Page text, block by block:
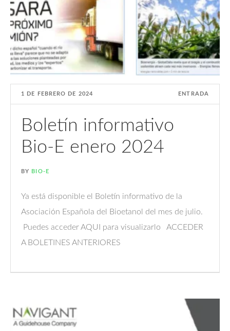
1 DE FEBRERO DE 2024 ENTRADA
Boletín informativo
Bio-E enero 2024
BY BIO-E
Ya está disponible el Boletín informativo de la
Asociación Española del Bioetanol del mes de julio.
Puedes acceder AQUI para visualizarlo ACCEDER
A BOLETINES ANTERIORES